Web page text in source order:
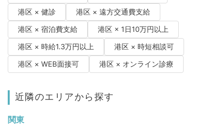
港区 × 健診
港区 × 遠方交通費支給
港区 × 宿泊費支給
港区 × 1日10万円以上
港区 × 時給1.3万円以上
港区 × 時短相談可
港区 × WEB面接可
港区 × オンライン診療
近隣のエリアから探す
関東